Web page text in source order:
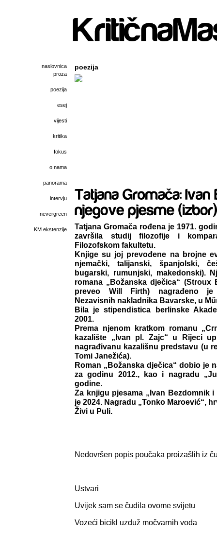
naslovnica
proza
poezija
esej
vijesti
kritika
fokus
o nama
panorama
intervju
nevergreen
KM ekstenzije
poezija
Tatjana Gromača rođena je 1971.
završila studij filozofije i
Filozofskom fakultetu.
Knjige su joj prevođene na brojne
njemački, talijanski, španjolski,
bugarski, rumunjski, makedonski).
romana „Božanska dječica“ (Stroux
preveo Will Firth) nagrađeno je
Nezavisnih nakladnika Bavarske, u
Bila je stipendistica berlinske
2001.
Prema njenom kratkom romanu
kazalište „Ivan pl. Zajc“ u Rijeci
nagrađivanu kazališnu predstavu (u
Tomi Janežića).
Roman „Božanska dječica“ dobio je
za godinu 2012., kao i nagradu
godine.
Za knjigu pjesama „Ivan Bezdomnik
je 2024. Nagradu „Tonko Maroević“,
Živi u Puli.
Nedovršen popis poučaka proizašlih iz
Ustvari
Uvijek sam se čudila ovome svijetu
Vozeći bicikl uzduž močvarnih voda